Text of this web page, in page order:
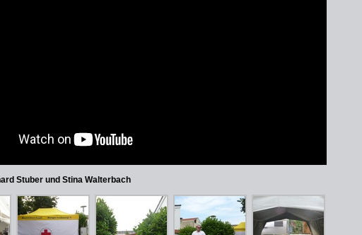
Stuber und Stina Walterbach